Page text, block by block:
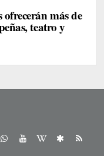
más de
teatro y